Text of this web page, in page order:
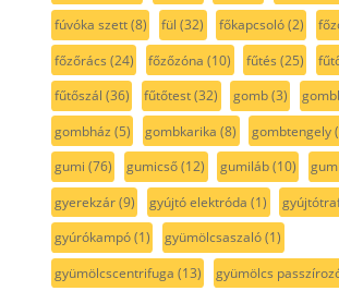
fúvóka szett(8) fül (32) főkapcsoló(2)
főzőrács (24) főzőzóna (10) fűtés (25)
fűtőszál (36) fűtőtest(32) gomb(3)
gombház (5) gombkarika (8) gombtengely
gumi (76) gumicső(12) gumiláb(10)
gyerekzár(9) gyújtó elektróda (1)
gyúrókampó(1) gyümölcsaszaló(1)
gyümölcscentrifuga (13) gyümölcs